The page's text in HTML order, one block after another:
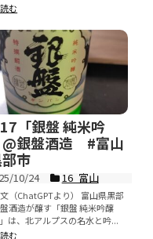
む
「銀盤 純米吟
@銀盤酒造 #富山
市
10/24 16_富山
（ChatGPTより） 富山県黒部
酒造が醸す「銀盤 純米吟醸
は、北アルプスの名水と吟...
む